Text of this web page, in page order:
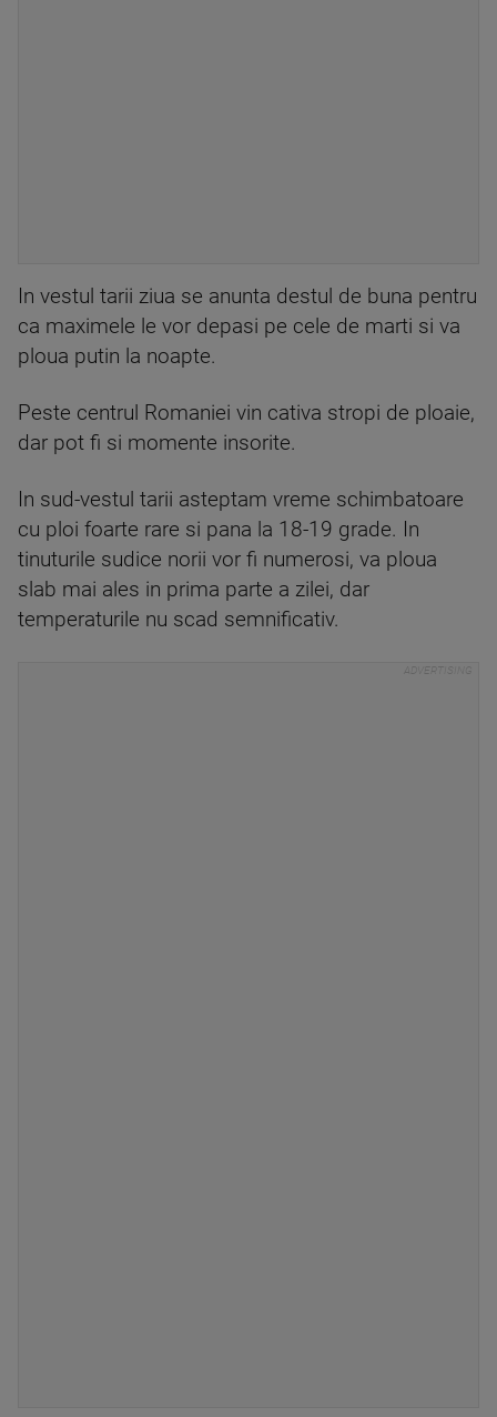
In vestul tarii ziua se anunta destul de buna pentru
ca maximele le vor depasi pe cele de marti si va
ploua putin la noapte.
Peste centrul Romaniei vin cativa stropi de ploaie,
dar pot fi si momente insorite.
In sud-vestul tarii asteptam vreme schimbatoare
cu ploi foarte rare si pana la 18-19 grade. In
tinuturile sudice norii vor fi numerosi, va ploua
slab mai ales in prima parte a zilei, dar
temperaturile nu scad semnificativ.